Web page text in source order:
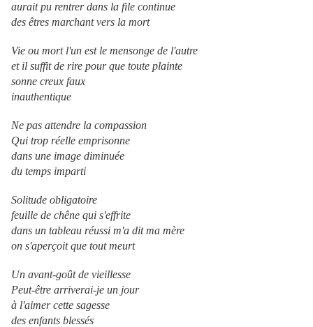
aurait pu rentrer dans la file continue
des êtres marchant vers la mort
Vie ou mort l'un est le mensonge de l'autre
et il suffit de rire pour que toute plainte
sonne creux faux
inauthentique
Ne pas attendre la compassion
Qui trop réelle emprisonne
dans une image diminuée
du temps imparti
Solitude obligatoire
feuille de chêne qui s'effrite
dans un tableau réussi m'a dit ma mère
on s'aperçoit que tout meurt
Un avant-goût de vieillesse
Peut-être arriverai-je un jour
à l'aimer cette sagesse
des enfants blessés